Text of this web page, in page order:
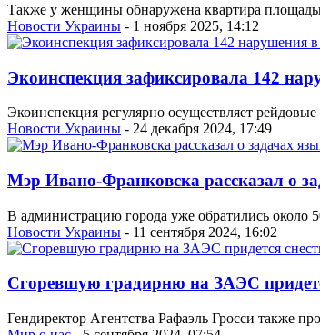
Также у женщины обнаружена квартира
Новости Украины - 1 ноября 2025, 14:12
Экоинспекция зафиксировала 142
Экоинспекция регулярно осуществляет
Новости Украины - 24 декабря 2024, 17:49
Мэр Ивано-Франковска рассказал о
В администрацию города уже обратились около
Новости Украины - 11 сентября 2024, 16:02
Сгоревшую градирню на ЗАЭС
Гендиректор Агентства Рафаэль Гросси также